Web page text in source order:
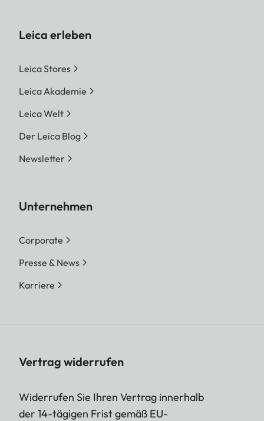
Leica erleben
Leica Stores
Leica Akademie
Leica Welt
Der Leica Blog
Newsletter
Unternehmen
Corporate
Presse & News
Karriere
Vertrag widerrufen
Widerrufen Sie Ihren Vertrag innerhalb
der 14-tägigen Frist gemäß EU-